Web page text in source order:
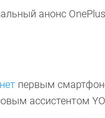
анонс
первым
ассистентом